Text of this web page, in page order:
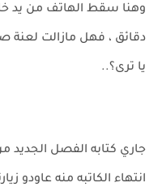
وهنا سقط الهاتف من يد
دقائق ، فهل مازالت
يا ترى؟..
جاري كتابه الفصل الجديد
انتهاء الكاتبه منه عاودو